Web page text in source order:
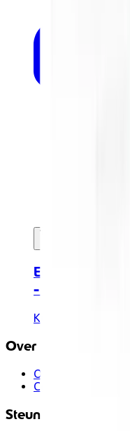
Earl Grey
- Metalen
Kusmi Tea
Over
Over ons
Contacteer ons
Steun